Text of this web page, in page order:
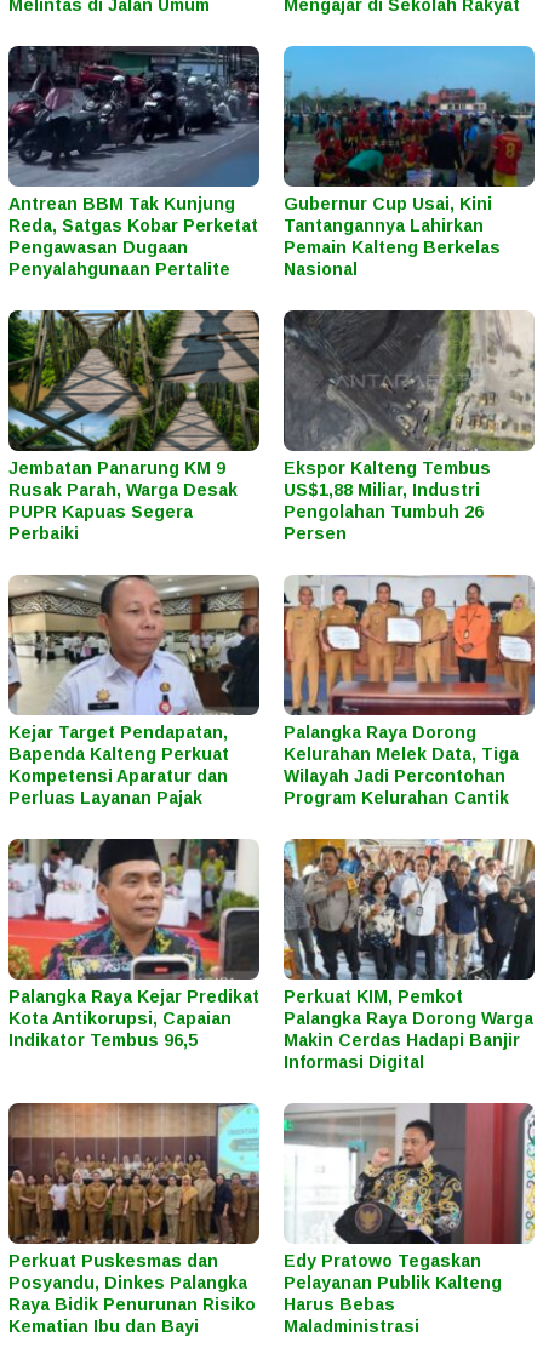
Melintas di Jalan Umum Mengajar di Sekolah Rakyat
Antrean BBM Tak Kunjung
Reda, Satgas Kobar Perketat
Pengawasan Dugaan
Penyalahgunaan Pertalite
Gubernur Cup Usai, Kini
Tantangannya Lahirkan
Pemain Kalteng Berkelas
Nasional
Jembatan Panarung KM 9
Rusak Parah, Warga Desak
PUPR Kapuas Segera
Perbaiki
Ekspor Kalteng Tembus
US$1,88 Miliar, Industri
Pengolahan Tumbuh 26
Persen
Kejar Target Pendapatan,
Bapenda Kalteng Perkuat
Kompetensi Aparatur dan
Perluas Layanan Pajak
Palangka Raya Dorong
Kelurahan Melek Data, Tiga
Wilayah Jadi Percontohan
Program Kelurahan Cantik
Palangka Raya Kejar Predikat
Kota Antikorupsi, Capaian
Indikator Tembus 96,5
Perkuat KIM, Pemkot
Palangka Raya Dorong Warga
Makin Cerdas Hadapi Banjir
Informasi Digital
Perkuat Puskesmas dan
Posyandu, Dinkes Palangka
Raya Bidik Penurunan Risiko
Kematian Ibu dan Bayi
Edy Pratowo Tegaskan
Pelayanan Publik Kalteng
Harus Bebas
Maladministrasi